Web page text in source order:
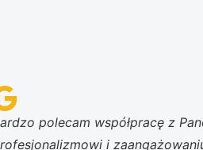
polecam współpracę z
i